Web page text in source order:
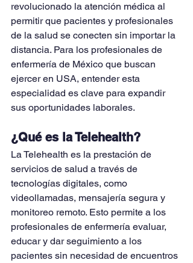
revolucionado la atención médica al
permitir que pacientes y profesionales
de la salud se conecten sin importar la
distancia. Para los profesionales de
enfermería de México que buscan
ejercer en USA, entender esta
especialidad es clave para expandir
sus oportunidades laborales.
¿Qué es la Telehealth?
La Telehealth es la prestación de
servicios de salud a través de
tecnologías digitales, como
videollamadas, mensajería segura y
monitoreo remoto. Esto permite a los
profesionales de enfermería evaluar,
educar y dar seguimiento a los
pacientes sin necesidad de encuentros